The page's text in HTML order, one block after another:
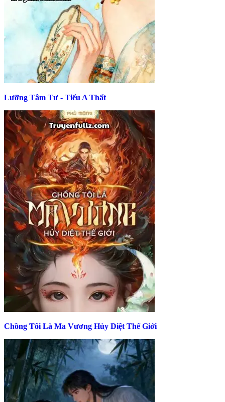
Lưỡng Tâm Tư - Tiểu A Thất
Chồng Tôi Là Ma Vương Hủy Diệt Thế Giới